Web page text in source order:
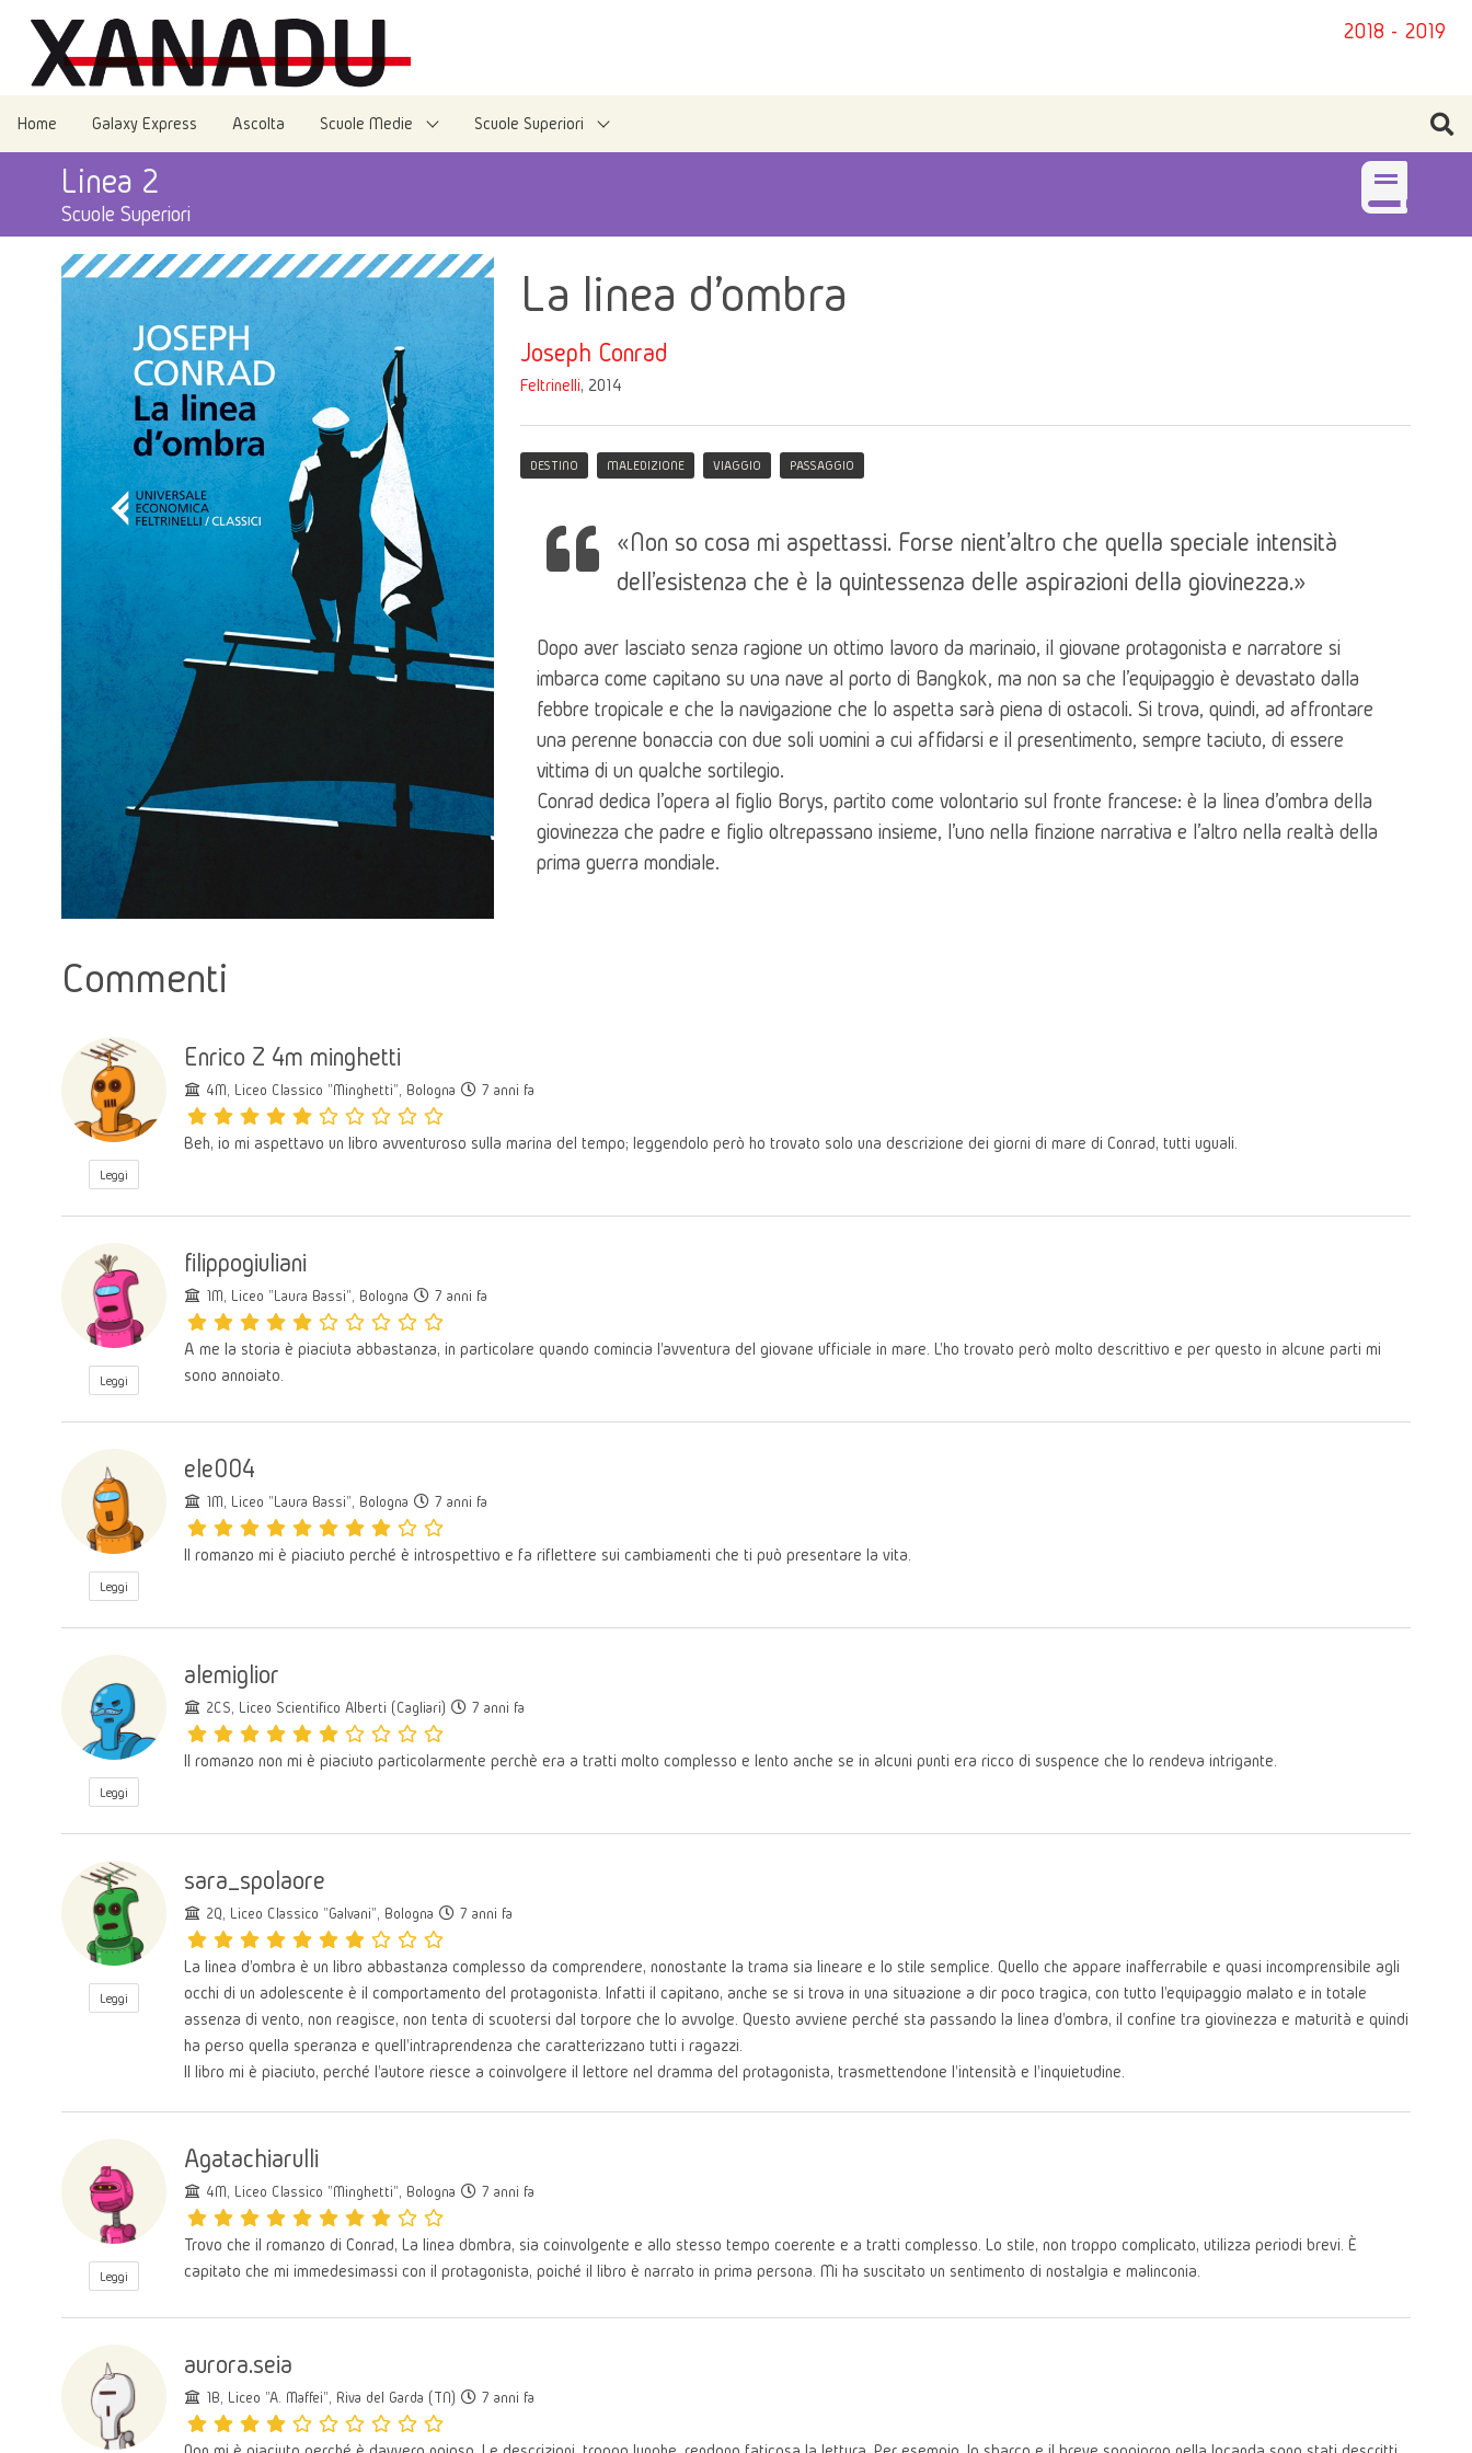
2018 - 2019
Home Galaxy Express Ascolta Scuole Medie Scuole Superiori
Linea 2
Scuole Superiori
La linea d'ombra
Joseph Conrad
Feltrinelli, 2014
DESTINO MALEDIZIONE VIAGGIO PASSAGGIO
«Non so cosa mi aspettassi. Forse nient'altro che quella speciale intensità
dell'esistenza che è la quintessenza delle aspirazioni della giovinezza.»
Dopo aver lasciato senza ragione un ottimo lavoro da marinaio, il giovane protagonista e narratore si
imbarca come capitano su una nave al porto di Bangkok, ma non sa che l'equipaggio è devastato dalla
febbre tropicale e che la navigazione che lo aspetta sarà piena di ostacoli. Si trova, quindi, ad affrontare
una perenne bonaccia con due soli uomini a cui affidarsi e il presentimento, sempre taciuto, di essere
vittima di un qualche sortilegio.
Conrad dedica l'opera al figlio Borys, partito come volontario sul fronte francese: è la linea d'ombra della
giovinezza che padre e figlio oltrepassano insieme, l'uno nella finzione narrativa e l'altro nella realtà della
prima guerra mondiale.
Commenti
Leggi
Enrico Z 4m minghetti
4M, Liceo Classico "Minghetti", Bologna 7 anni fa
Beh, io mi aspettavo un libro avventuroso sulla marina del tempo; leggendolo però ho trovato solo una descrizione dei giorni di mare di Conrad, tutti uguali.
Leggi
filippogiuliani
1M, Liceo "Laura Bassi", Bologna 7 anni fa
A me la storia è piaciuta abbastanza, in particolare quando comincia l'avventura del giovane ufficiale in mare. L'ho trovato però molto descrittivo e per questo in alcune parti mi
sono annoiato.
Leggi
ele004
1M, Liceo "Laura Bassi", Bologna 7 anni fa
Il romanzo mi è piaciuto perché è introspettivo e fa riflettere sui cambiamenti che ti può presentare la vita.
Leggi
alemiglior
2CS, Liceo Scientifico Alberti (Cagliari) 7 anni fa
Il romanzo non mi è piaciuto particolarmente perchè era a tratti molto complesso e lento anche se in alcuni punti era ricco di suspence che lo rendeva intrigante.
Leggi
sara_spolaore
2Q, Liceo Classico "Galvani", Bologna 7 anni fa
La linea d'ombra è un libro abbastanza complesso da comprendere, nonostante la trama sia lineare e lo stile semplice. Quello che appare inafferrabile e quasi incomprensibile agli
occhi di un adolescente è il comportamento del protagonista. Infatti il capitano, anche se si trova in una situazione a dir poco tragica, con tutto l'equipaggio malato e in totale
assenza di vento, non reagisce, non tenta di scuotersi dal torpore che lo avvolge. Questo avviene perché sta passando la linea d'ombra, il confine tra giovinezza e maturità e quindi
ha perso quella speranza e quell'intraprendenza che caratterizzano tutti i ragazzi.
Il libro mi è piaciuto, perché l'autore riesce a coinvolgere il lettore nel dramma del protagonista, trasmettendone l'intensità e l'inquietudine.
Leggi
Agatachiarulli
4M, Liceo Classico "Minghetti", Bologna 7 anni fa
Trovo che il romanzo di Conrad, La linea d’ombra, sia coinvolgente e allo stesso tempo coerente e a tratti complesso. Lo stile, non troppo complicato, utilizza periodi brevi. È
capitato che mi immedesimassi con il protagonista, poiché il libro è narrato in prima persona. Mi ha suscitato un sentimento di nostalgia e malinconia.
aurora.seia
1B, Liceo "A. Maffei", Riva del Garda (TN) 7 anni fa